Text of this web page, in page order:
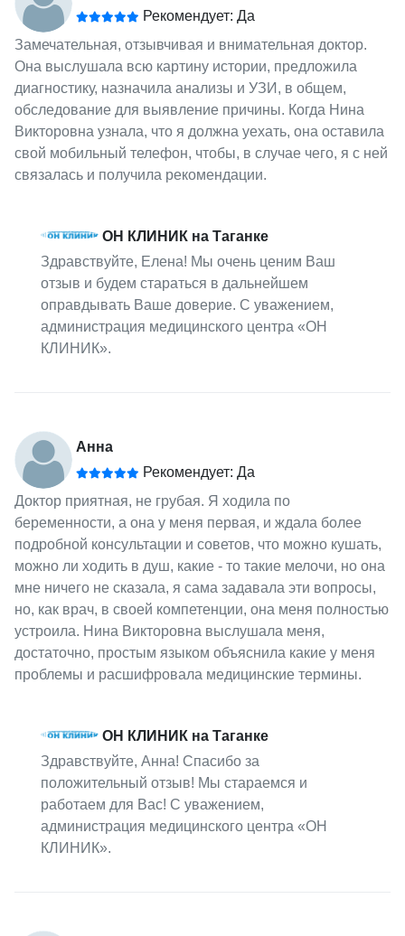
Рекомендует: Да
Замечательная, отзывчивая и внимательная доктор.
Она выслушала всю картину истории, предложила
диагностику, назначила анализы и УЗИ, в общем,
обследование для выявление причины. Когда Нина
Викторовна узнала, что я должна уехать, она оставила
свой мобильный телефон, чтобы, в случае чего, я с ней
связалась и получила рекомендации.
ОН КЛИНИК на Таганке
Здравствуйте, Елена! Мы очень ценим Ваш
отзыв и будем стараться в дальнейшем
оправдывать Ваше доверие. С уважением,
администрация медицинского центра «ОН
КЛИНИК».
Анна
Рекомендует: Да
Доктор приятная, не грубая. Я ходила по
беременности, а она у меня первая, и ждала более
подробной консультации и советов, что можно кушать,
можно ли ходить в душ, какие - то такие мелочи, но она
мне ничего не сказала, я сама задавала эти вопросы,
но, как врач, в своей компетенции, она меня полностью
устроила. Нина Викторовна выслушала меня,
достаточно, простым языком объяснила какие у меня
проблемы и расшифровала медицинские термины.
ОН КЛИНИК на Таганке
Здравствуйте, Анна! Спасибо за
положительный отзыв! Мы стараемся и
работаем для Вас! С уважением,
администрация медицинского центра «ОН
КЛИНИК».